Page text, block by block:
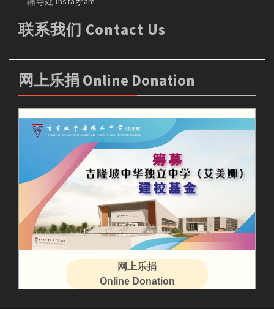
联系我们 Contact Us
网上乐捐 Online Donation
网上乐捐
Online Donation